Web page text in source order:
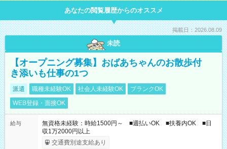
あなたの閲覧履歴からのオススメ
掲載日：2026.08.09
未読
【オープニング募集】おばあちゃんのお散歩付
き添いも仕事の1つ
派遣 職種未経験OK 社会人未経験OK
ブランクOK
WEB登録・面接OK
給与
無資格未経験：時給1500円～ ■週払いOK ■扶養内OK ■日
収1万2000円以上
交通費別途支給あり